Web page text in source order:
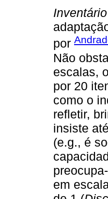
por
Não
escalas,
por 20
como o
refletir,
insiste
(e.g., é
em